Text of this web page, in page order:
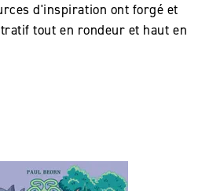
d'inspiration ont forgé et
tout en rondeur et haut en